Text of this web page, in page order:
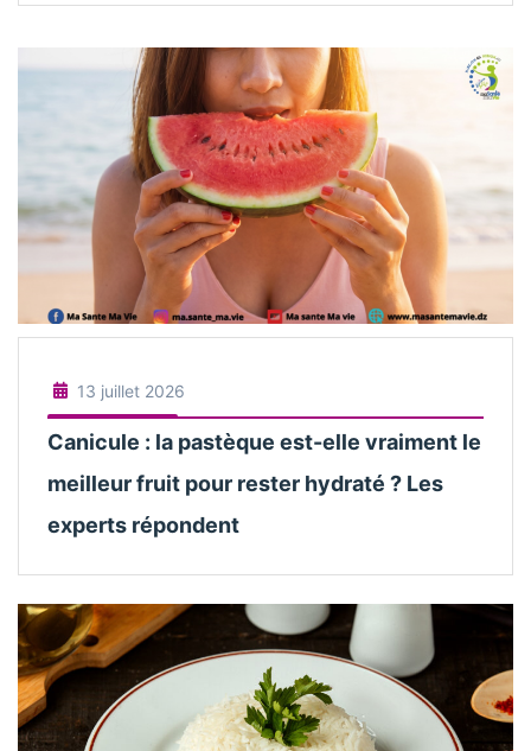
13 juillet 2026
Canicule : la pastèque est-elle vraiment le
meilleur fruit pour rester hydraté ? Les
experts répondent